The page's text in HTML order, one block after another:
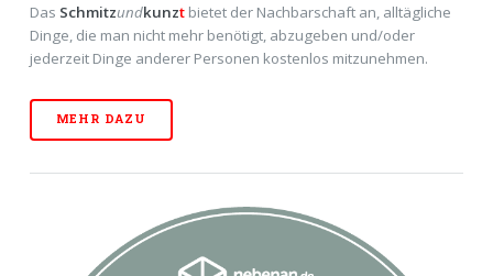
Das Schmitzundkunztbietet der Nachbarschaft an, alltägliche
Dinge, die man nicht mehr benötigt, abzugeben und/oder
jederzeit Dinge anderer Personen kostenlos mitzunehmen.
MEHR DAZU